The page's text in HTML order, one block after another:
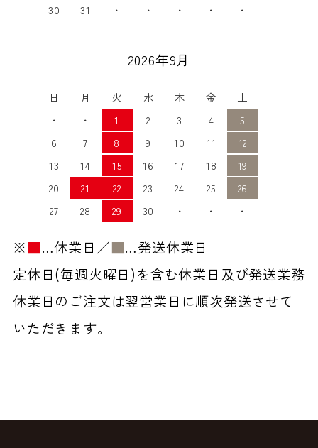
30
31 ・ ・ ・ ・ ・
2026年9月
日 月 火 水 木 金
土
・
・ 1 2 3 4
5
6
7 8 9 10 11
12
13
14 15 16 17 18
19
20
21 22 23 24 25
26
27
28 29 30 ・ ・ ・
※■…休業日／■…発送休業日
定休日(毎週火曜日)を含む休業日及び発送業務
休業日のご注文は翌営業日に順次発送させて
いただきます。